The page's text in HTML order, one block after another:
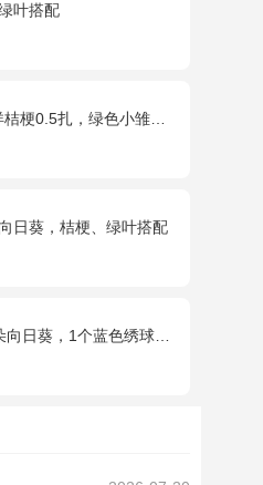
叶搭配
，绿色小雏菊2枝，雪柳0.1扎
日葵，桔梗、绿叶搭配
蓝色绣球，配花、桔梗、绿叶搭配